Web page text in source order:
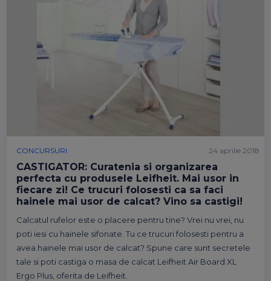
CONCURSURI
CASTIGATOR: Curatenia si organizarea
perfecta cu produsele Leifheit. Mai usor in
fiecare zi! Ce trucuri folosesti ca sa faci
hainele mai usor de calcat? Vino sa castigi!
Calcatul rufelor este o placere pentru tine? Vrei nu vrei, nu
poti iesi cu hainele sifonate. Tu ce trucuri folosesti pentru a
avea hainele mai usor de calcat? Spune care sunt secretele
tale si poti castiga o masa de calcat Leifheit Air Board XL
Ergo Plus, oferita de Leifheit.
24 aprilie 2018